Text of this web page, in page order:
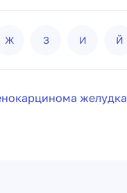
Ж З И Й
желудка